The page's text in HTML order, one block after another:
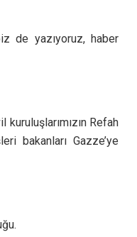
de yazıyoruz, haber
kuruluşlarımızın Refah
bakanları Gazze’ye